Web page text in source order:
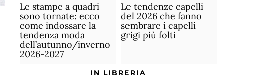
Le stampe a quadri
sono tornate: ecco
come indossare la
tendenza moda
dell’autunno/inverno
2026-2027
Le tendenze capelli
del 2026 che fanno
sembrare i capelli
grigi più folti
IN LIBRERIA